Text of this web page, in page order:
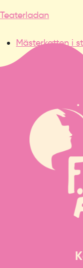
Teaterladan
Mästerkatten i